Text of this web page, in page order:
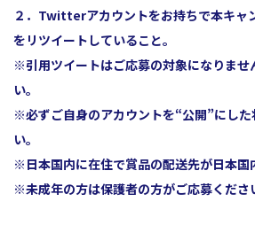
２．Twitterアカウントをお持ちで本キャ
をリツイートしていること。
※引用ツイートはご応募の対象になりませ
い。
※必ずご自身のアカウントを“公開”にした
い。
※日本国内に在住で賞品の配送先が日本国
※未成年の方は保護者の方がご応募くださ